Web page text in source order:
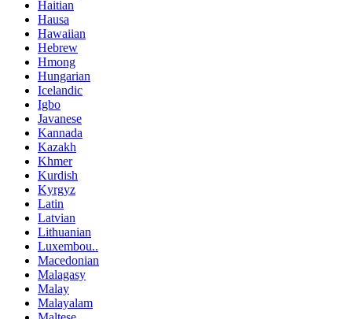
Haitian
Hausa
Hawaiian
Hebrew
Hmong
Hungarian
Icelandic
Igbo
Javanese
Kannada
Kazakh
Khmer
Kurdish
Kyrgyz
Latin
Latvian
Lithuanian
Luxembou..
Macedonian
Malagasy
Malay
Malayalam